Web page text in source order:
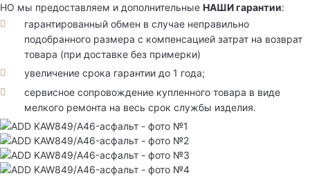
НО мы предоставляем и дополнительные НАШИ гарантии:
гарантированный обмен в случае неправильно
подобранного размера с компенсацией затрат на возврат
товара (при доставке без примерки)
увеличение срока гарантии до 1 года;
сервисное сопровождение купленного товара в виде
мелкого ремонта на весь срок службы изделия.